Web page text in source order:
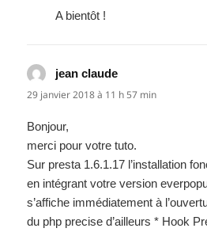
A bientôt !
jean claude
29 janvier 2018 à 11 h 57 min
Bonjour,
merci pour votre tuto.
Sur presta 1.6.1.17 l’installation
en intégrant votre version
s’affiche immédiatement à
du php precise d’ailleurs * Hook